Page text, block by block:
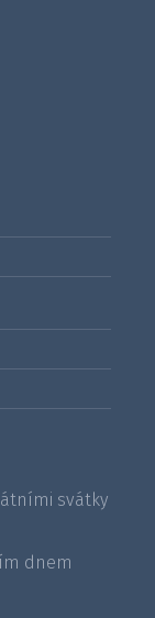
svátky
dnem